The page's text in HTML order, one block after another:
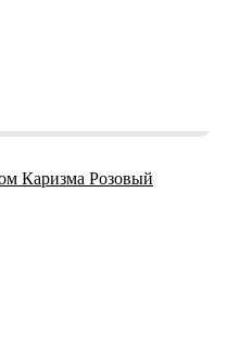
Каризма Розовый